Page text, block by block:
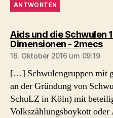
ANTWORTEN
Aids und die Schwulen
Dimensionen - 2mecs
16. Oktober 2016 um 09:19
[…] Schwulengruppen mit
an der Gründung von
SchuLZ in Köln) mit
Volkszählungsboykott